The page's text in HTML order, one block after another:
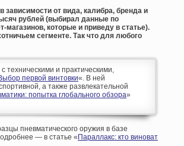
зависимости от вида, калибра, бренда и
рублей (выбирал данные по
которые и приведу в статье).
сегменте. Так что для любого
техническими и практическими,
первой винтовки«. В ней
а также развлекательной
попытка глобального обзора»
пневматического оружия в базе
— в статье « Параллакс: кто виноват